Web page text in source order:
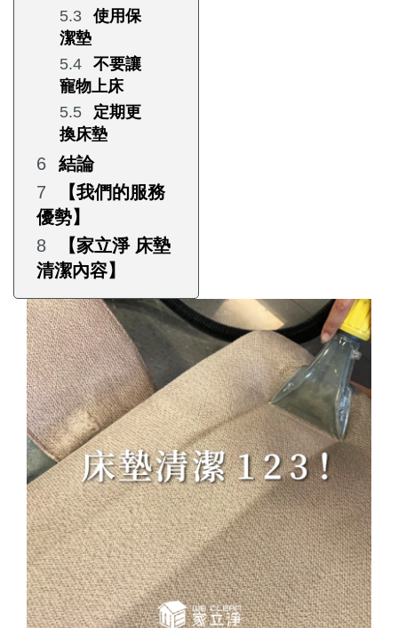
使用保
潔墊
不要讓
寵物上床
定期更
換床墊
結論
【我們的服務
優勢】
【家立淨 床墊
清潔內容】